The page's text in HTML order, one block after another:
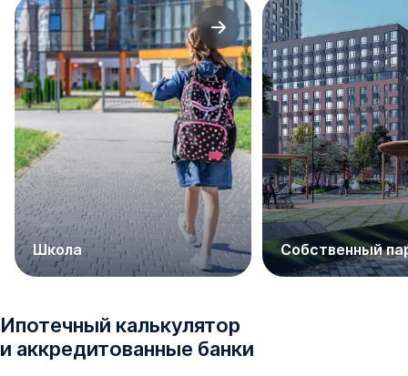
Школа Собственный
Ипотечный калькулятор
и аккредитованные банки